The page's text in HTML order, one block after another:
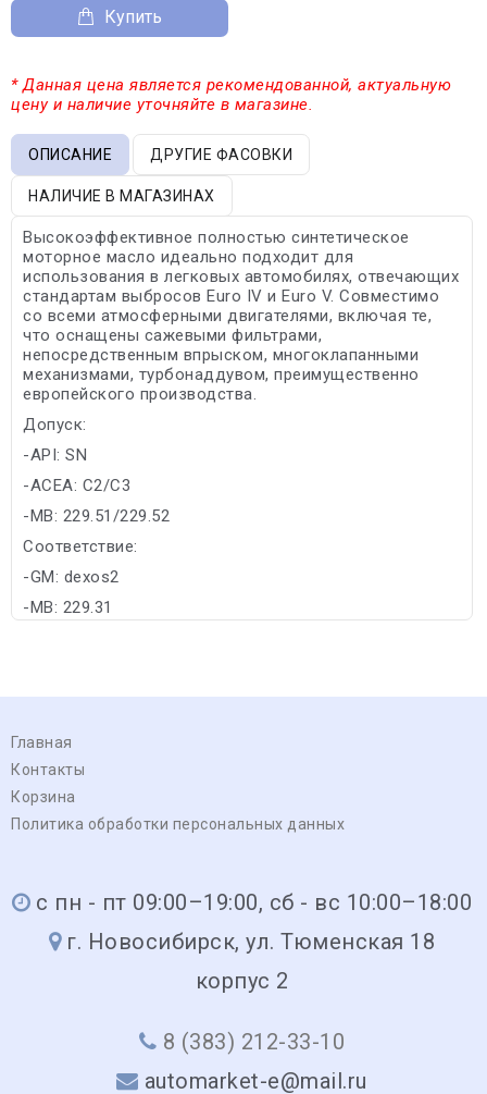
Купить
* Данная цена является рекомендованной, актуальную
цену и наличие уточняйте в магазине.
ОПИСАНИЕ ДРУГИЕ ФАСОВКИ
НАЛИЧИЕ В МАГАЗИНАХ
Высокоэффективное полностью синтетическое
моторное масло идеально подходит для
использования в легковых автомобилях, отвечающих
стандартам выбросов Euro IV и Euro V. Совместимо
со всеми атмосферными двигателями, включая те,
что оснащены сажевыми фильтрами,
непосредственным впрыском, многоклапанными
механизмами, турбонаддувом, преимущественно
европейского производства.
Допуск:
-API: SN
-ACEA: C2/C3
-MB: 229.51/229.52
Соответствие:
-GM: dexos2
-MB: 229.31
Главная
Контакты
Корзина
Политика обработки персональных данных
с пн - пт 09:00–19:00, сб - вс 10:00–18:00
г. Новосибирск, ул. Тюменская 18
корпус 2
8 (383) 212-33-10
automarket-e@mail.ru